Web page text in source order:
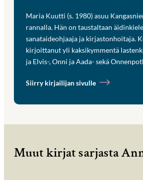
Maria Kuutti (s. 1980) asuu
rannalla. Hän on taustaltaan
sanataideohjaaja ja kirjastonhoitaja.
kirjoittanut yli kaksikymmentä
ja Elvis-, Onni ja Aada- sekä
Siirry kirjailijan sivulle
Muut kirjat sarjasta